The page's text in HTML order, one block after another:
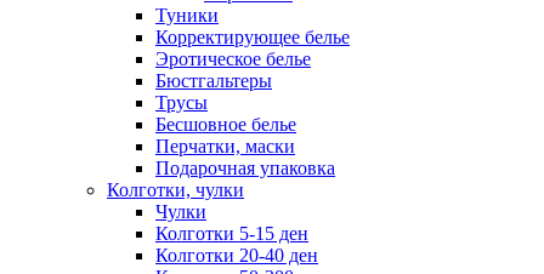
Туники
Корректирующее белье
Эротическое белье
Бюстгальтеры
Трусы
Бесшовное белье
Перчатки, маски
Подарочная упаковка
Колготки, чулки
Чулки
Колготки 5-15 ден
Колготки 20-40 ден